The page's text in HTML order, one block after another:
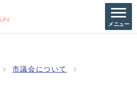
メニュー
市議会について